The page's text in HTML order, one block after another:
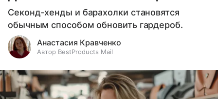
Секонд-хенды и барахолки становятся
обычным способом обновить гардероб.
Анастасия Кравченко
Автор BestProducts Mail